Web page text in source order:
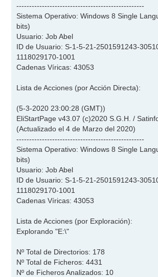
--------------------------------------------------
Sistema Operativo: Windows 8 Single
bits)
Usuario: Job Abel
ID de Usuario: S-1-5-21-2501591243-
1118029170-1001
Cadenas Víricas: 43053
Lista de Acciones (por Acción Directa):
(5-3-2020 23:00:28 (GMT))
EliStartPage v43.07 (c)2020 S.G.H. / Satinfo
(Actualizado el 4 de Marzo del 2020)
--------------------------------------------------
Sistema Operativo: Windows 8 Single
bits)
Usuario: Job Abel
ID de Usuario: S-1-5-21-2501591243-
1118029170-1001
Cadenas Víricas: 43053
Lista de Acciones (por Exploración):
Explorando "E:\"
Nº Total de Directorios: 178
Nº Total de Ficheros: 4431
Nº de Ficheros Analizados: 10